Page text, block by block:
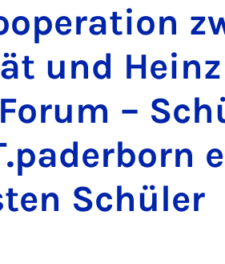
und
–
Schüler